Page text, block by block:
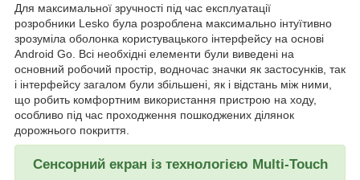
Для максимальної зручності під час експлуатації
розробники Lesko була розроблена максимально інтуїтивно
зрозуміла оболонка користувацького інтерфейсу на основі
Android Go. Всі необхідні елементи були виведені на
основний робочий простір, водночас значки як застосунків, так
і інтерфейсу загалом були збільшені, як і відстань між ними,
що робить комфортним використання пристрою на ходу,
особливо під час проходження пошкоджених ділянок
дорожнього покриття.
Сенсорний екран із технологією Multi-Touch